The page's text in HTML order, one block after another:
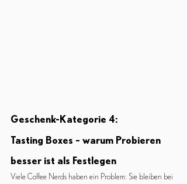
Geschenk-Kategorie 4:
Tasting Boxes – warum Probieren
besser ist als Festlegen
Viele Coffee Nerds haben ein Problem: Sie bleiben bei